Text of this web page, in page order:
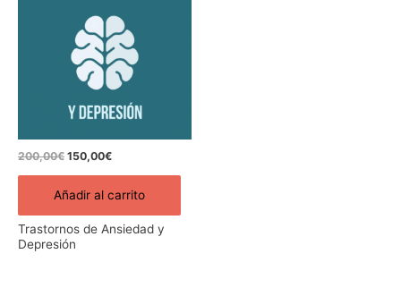
200,00€
200,00€.
150,00€
es:
150,00€.
Añadir al carrito
Trastornos de Ansiedad y
Depresión